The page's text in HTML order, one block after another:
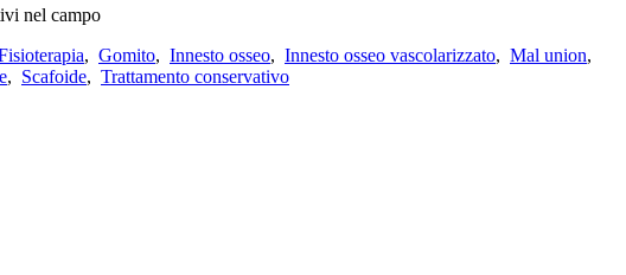
nel campo
, Gomito, Innesto osseo, Innesto osseo vascolarizzato, Mal union,
, Scafoide, Trattamento conservativo